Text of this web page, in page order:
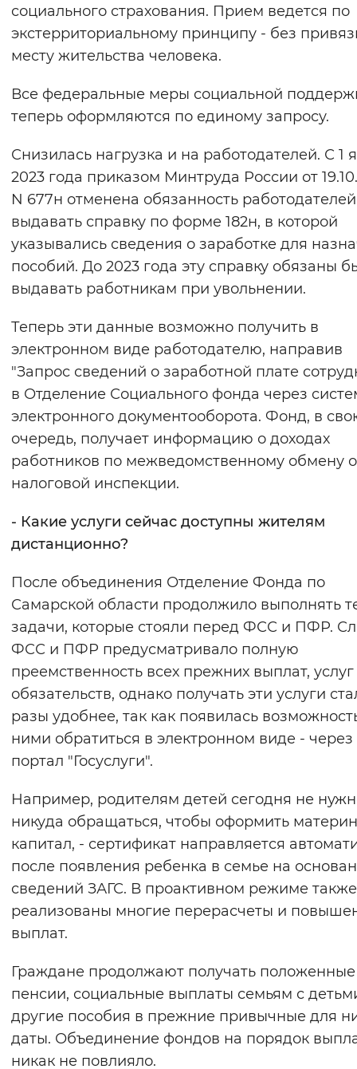
социального страхования. Прием ведется по
экстерриториальному принципу - без
месту жительства человека.
Все федеральные меры социальной
теперь оформляются по единому запросу.
Снизилась нагрузка и на работодателей. С 1
2023 года приказом Минтруда России от
N 677н отменена обязанность работодателей
выдавать справку по форме 182н, в которой
указывались сведения о заработке для
пособий. До 2023 года эту справку обязаны
выдавать работникам при увольнении.
Теперь эти данные возможно получить в
электронном виде работодателю, направив
"Запрос сведений о заработной плате
в Отделение Социального фонда через
электронного документооборота. Фонд, в
очередь, получает информацию о доходах
работников по межведомственному обмену
налоговой инспекции.
- Какие услуги сейчас доступны жителям
дистанционно?
После объединения Отделение Фонда по
Самарской области продолжило выполнять
задачи, которые стояли перед ФСС и ПФР.
ФСС и ПФР предусматривало полную
преемственность всех прежних выплат,
обязательств, однако получать эти услуги
разы удобнее, так как появилась
ними обратиться в электронном виде - через
портал "Госуслуги".
Например, родителям детей сегодня не
никуда обращаться, чтобы оформить
капитал, - сертификат направляется
после появления ребенка в семье на
сведений ЗАГС. В проактивном режиме также
реализованы многие перерасчеты и
выплат.
Граждане продолжают получать
пенсии, социальные выплаты семьям с
другие пособия в прежние привычные для
даты. Объединение фондов на порядок
никак не повлияло.